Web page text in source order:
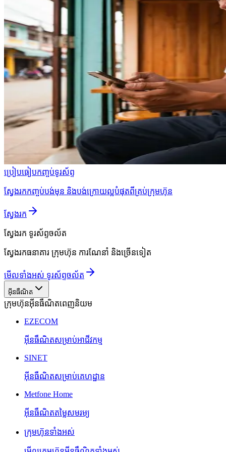
ប្រៀបធៀបកញ្ចប់ទូរស័ព្ទ
ស្វែងរកកញ្ចប់បង់មុន និងបង់ក្រោយល្អបំផុតពីគ្រប់ក្រុមហ៊ុន
ស្វែងរក
ស្វែងរក ទូរស័ព្ទចល័ត
ស្វែងរកធនាគារ ក្រុមហ៊ុន ការណែនាំ និងច្រើនទៀត
មើលទាំងអស់ ទូរស័ព្ទចល័ត
អ៊ីនធឺណិត
ក្រុមហ៊ុនអ៊ីនធឺណិតពេញនិយម
EZECOM
អ៊ីនធឺណិតសម្រាប់អាជីវកម្ម
SINET
អ៊ីនធឺណិតសម្រាប់គេហដ្ឋាន
Metfone Home
អ៊ីនធឺណិតតម្លៃសមរម្យ
ក្រុមហ៊ុនទាំងអស់